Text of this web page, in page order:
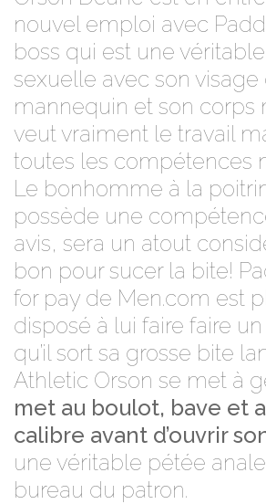
nouvel emploi avec
boss qui est une
sexuelle avec son visage
mannequin et son corps
veut vraiment le travail
toutes les compétences
Le bonhomme à la
possède une
avis, sera un atout
bon pour sucer la bite!
for pay de Men.com est
disposé à lui faire faire
qu’il sort sa grosse bite
Athletic Orson se met à
met au boulot, bave et
calibre avant d’ouvrir
une véritable pétée
bureau du patron.